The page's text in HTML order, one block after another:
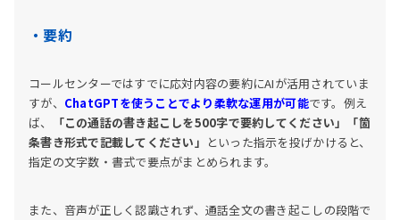
・要約
コールセンターではすでに応対内容の要約にAIが活用されていま
すが、 ChatGPTを使うことでより柔軟な運用が可能です。例え
ば、
「この通話の書き起こしを500字で要約してください」「箇
条書き形式で記載してください」 といった指示を投げかけると、
指定の文字数・書式で要点がまとめられます。
また、音声が正しく認識されず、通話全文の書き起こしの段階で